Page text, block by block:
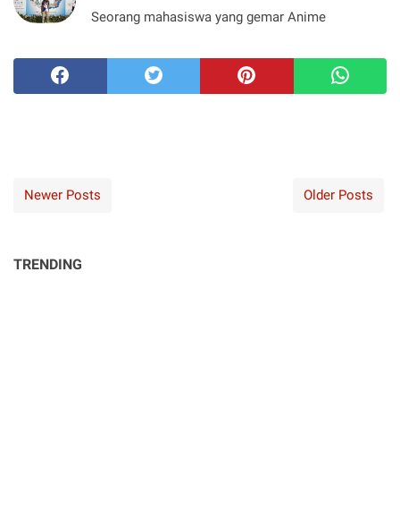
Seorang mahasiswa yang gemar Anime
Newer Posts Older Posts
TRENDING